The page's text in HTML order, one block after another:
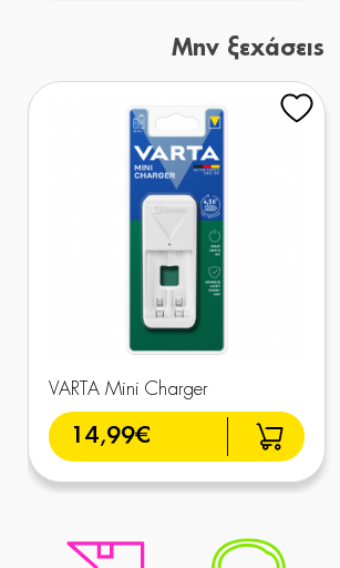
Μην ξεχάσεις
VARTA Mini Charger
14,99€